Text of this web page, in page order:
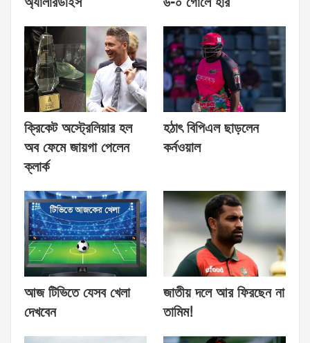
ক্রিকেট অস্ট্রেলিয়ার হল
অব ফেমে জায়গা পেলেন
ক্লার্ক
হঠাৎ বিপিএল ছাড়লেন
কর্নওয়াল
আজ টিভিতে যেসব খেলা
দেখবেন
জাতীয় দলে আর ফিরছেন না
তামিম!